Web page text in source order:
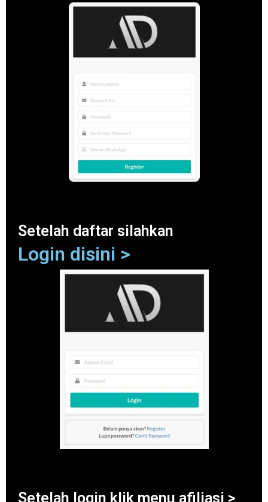
Setelah daftar silahkan
Login disini >
Setelah login klik menu afiliasi >